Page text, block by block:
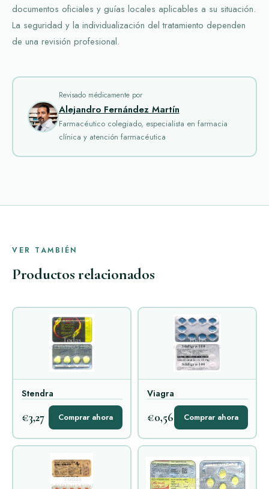
documentos oficiales y guías locales aplicables a su situación.
La seguridad y la individualización del tratamiento dependen
de una revisión profesional.
Revisado médicamente por
Alejandro Fernández Martín
Farmacéutico colegiado, especialista en farmacia
clínica y atención farmacéutica
VER TAMBIÉN
Productos relacionados
Stendra
€3,27 Comprar ahora
Viagra
€0,56 Comprar ahora